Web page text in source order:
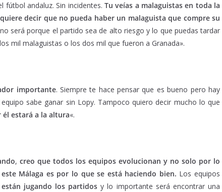
fútbol andaluz. Sin incidentes. Tu veías a malaguistas en toda la
decir que no pueda haber un malaguista que compre su
será porque el partido sea de alto riesgo y lo que puedas tardar
mil malaguistas o los dos mil que fueron a Granada».
importante. Siempre te hace pensar que es bueno pero hay
sabe ganar sin Lopy. Tampoco quiero decir mucho lo que
él estará a la altura«.
, creo que todos los equipos evolucionan y no solo por lo
Málaga es por lo que se está haciendo bien. Los equipos
jugando los partidos y lo importante será encontrar una